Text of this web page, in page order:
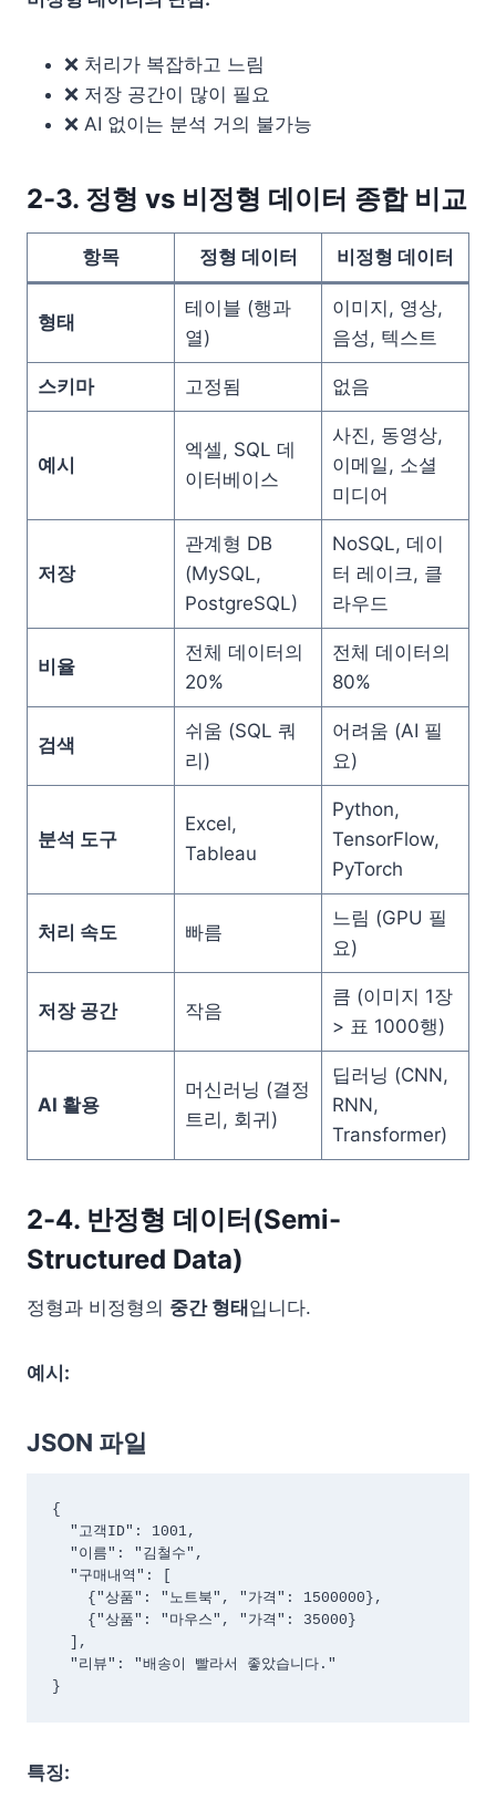
❌ 처리가 복잡하고 느림
❌ 저장 공간이 많이 필요
❌ AI 없이는 분석 거의 불가능
2-3. 정형 vs 비정형 데이터 종합 비교
항목 정형 데이터 비정형 데이터
형태
테이블 (행과
열)
이미지, 영상,
음성, 텍스트
스키마 고정됨 없음
예시
엑셀, SQL 데
이터베이스
사진, 동영상,
이메일, 소셜
미디어
저장
관계형 DB
(MySQL,
PostgreSQL)
NoSQL, 데이
터 레이크, 클
라우드
비율
전체 데이터의
20%
전체 데이터의
80%
검색
쉬움 (SQL 쿼
리)
어려움 (AI 필
요)
분석 도구
Excel,
Tableau
Python,
TensorFlow,
PyTorch
처리 속도 빠름
느림 (GPU 필
요)
저장 공간 작음
큼 (이미지 1장
> 표 1000행)
AI 활용
머신러닝 (결정
트리, 회귀)
딥러닝 (CNN,
RNN,
Transformer)
2-4. 반정형 데이터(Semi-
Structured Data)
정형과 비정형의 중간 형태 입니다.
예시:
JSON 파일
{
}
특징: